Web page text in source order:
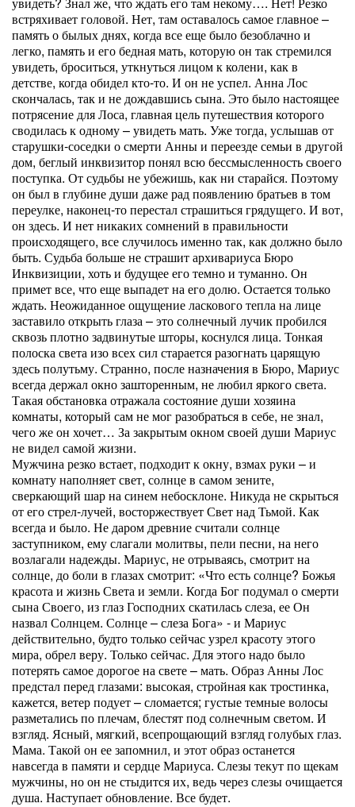
встряхивает головой. Нет, там оставалось самое главное –
память о былых днях, когда все еще было безоблачно и
легко, память и его бедная мать, которую он так стремился
увидеть, броситься, уткнуться лицом к колени, как в
детстве, когда обидел кто-то. И он не успел. Анна Лос
скончалась, так и не дождавшись сына. Это было настоящее
потрясение для Лоса, главная цель путешествия которого
сводилась к одному – увидеть мать. Уже тогда, услышав от
старушки-соседки о смерти Анны и переезде семьи в другой
дом, беглый инквизитор понял всю бессмысленность своего
поступка. От судьбы не убежишь, как ни старайся. Поэтому
он был в глубине души даже рад появлению братьев в том
переулке, наконец-то перестал страшиться грядущего. И вот,
он здесь. И нет никаких сомнений в правильности
происходящего, все случилось именно так, как должно было
быть. Судьба больше не страшит архивариуса Бюро
Инквизиции, хоть и будущее его темно и туманно. Он
примет все, что еще выпадет на его долю. Остается только
ждать. Неожиданное ощущение ласкового тепла на лице
заставило открыть глаза – это солнечный лучик пробился
сквозь плотно задвинутые шторы, коснулся лица. Тонкая
полоска света изо всех сил старается разогнать царящую
здесь полутьму. Странно, после назначения в Бюро, Мариус
всегда держал окно зашторенным, не любил яркого света.
Такая обстановка отражала состояние души хозяина
комнаты, который сам не мог разобраться в себе, не знал,
чего же он хочет… За закрытым окном своей души Мариус
не видел самой жизни.
Мужчина резко встает, подходит к окну, взмах руки – и
комнату наполняет свет, солнце в самом зените,
сверкающий шар на синем небосклоне. Никуда не скрыться
от его стрел-лучей, восторжествует Свет над Тьмой. Как
всегда и было. Не даром древние считали солнце
заступником, ему слагали молитвы, пели песни, на него
возлагали надежды. Мариус, не отрываясь, смотрит на
солнце, до боли в глазах смотрит: «Что есть солнце? Божья
красота и жизнь Света и земли. Когда Бог подумал о смерти
сына Своего, из глаз Господних скатилась слеза, ее Он
назвал Солнцем. Солнце – слеза Бога» - и Мариус
действительно, будто только сейчас узрел красоту этого
мира, обрел веру. Только сейчас. Для этого надо было
потерять самое дорогое на свете – мать. Образ Анны Лос
предстал перед глазами: высокая, стройная как тростинка,
кажется, ветер подует – сломается; густые темные волосы
разметались по плечам, блестят под солнечным светом. И
взгляд. Ясный, мягкий, всепрощающий взгляд голубых глаз.
Мама. Такой он ее запомнил, и этот образ останется
навсегда в памяти и сердце Мариуса. Слезы текут по щекам
мужчины, но он не стыдится их, ведь через слезы очищается
душа. Наступает обновление. Все будет.